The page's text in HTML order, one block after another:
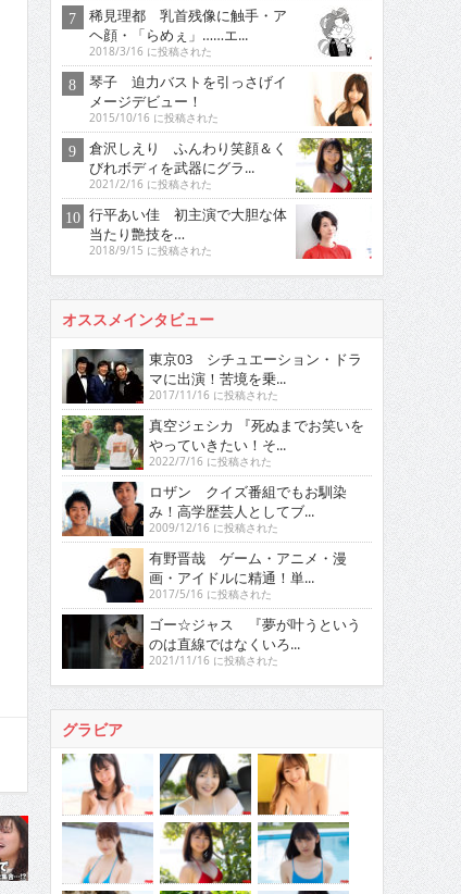
稀見理都 乳首残像に触手・ア
ヘ顔・「らめぇ」……エ...
2018/3/16 に投稿された
琴子 迫力バストを引っさげイ
メージデビュー！
2015/10/16 に投稿された
倉沢しえり ふんわり笑顔＆く
びれボディを武器にグラ...
2021/2/16 に投稿された
行平あい佳 初主演で大胆な体
当たり艶技を…
2018/9/15 に投稿された
オススメインタビュー
東京03 シチュエーション・ドラ
マに出演！苦境を乗...
2017/11/16 に投稿された
真空ジェシカ 『死ぬまでお笑いを
やっていきたい！そ...
2022/7/16 に投稿された
ロザン クイズ番組でもお馴染
み！高学歴芸人としてブ...
2009/12/16 に投稿された
有野晋哉 ゲーム・アニメ・漫
画・アイドルに精通！単...
2017/5/16 に投稿された
ゴー☆ジャス 『夢が叶うという
のは直線ではなくいろ...
2021/11/16 に投稿された
グラビア